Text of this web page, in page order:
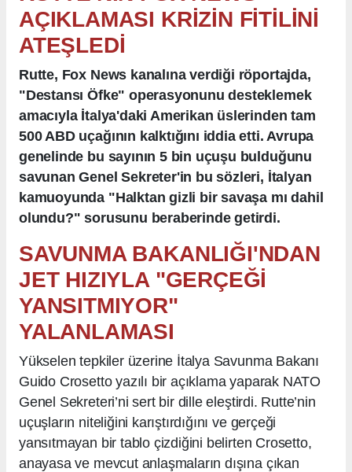
AÇIKLAMASI KRİZİN FİTİLİNİ
ATEŞLEDİ
Rutte, Fox News kanalına verdiği röportajda,
"Destansı Öfke" operasyonunu desteklemek
amacıyla İtalya'daki Amerikan üslerinden tam
500 ABD uçağının kalktığını iddia etti. Avrupa
genelinde bu sayının 5 bin uçuşu bulduğunu
savunan Genel Sekreter'in bu sözleri, İtalyan
kamuoyunda "Halktan gizli bir savaşa mı dahil
olundu?" sorusunu beraberinde getirdi.
SAVUNMA BAKANLIĞI'NDAN
JET HIZIYLA "GERÇEĞİ
YANSITMIYOR"
YALANLAMASI
Yükselen tepkiler üzerine İtalya Savunma Bakanı
Guido Crosetto yazılı bir açıklama yaparak NATO
Genel Sekreteri’ni sert bir dille eleştirdi. Rutte’nin
uçuşların niteliğini karıştırdığını ve gerçeği
yansıtmayan bir tablo çizdiğini belirten Crosetto,
anayasa ve mevcut anlaşmaların dışına çıkan